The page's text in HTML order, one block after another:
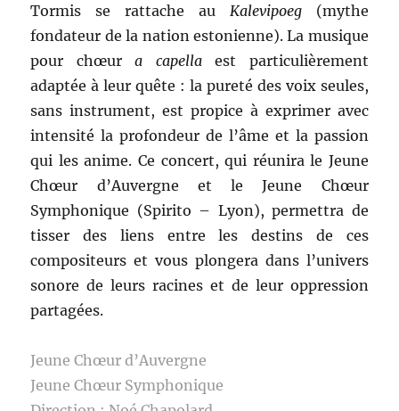
Tormis se rattache au Kalevipoeg(mythe
fondateur de la nation estonienne). La musique
pour chœura capellaest particulièrement
adaptée à leur quête : la pureté des voix seules,
sans instrument, est propice à exprimer avec
intensité la profondeur de l’âme et la passion
qui les anime. Ce concert, qui réunira le Jeune
Chœur d’Auvergne et le Jeune Chœur
Symphonique (Spirito – Lyon), permettra de
tisser des liens entre les destins de ces
compositeurs et vous plongera dans l’univers
sonore de leurs racines et de leur oppression
partagées.
Jeune Chœur d’Auvergne
Jeune Chœur Symphonique